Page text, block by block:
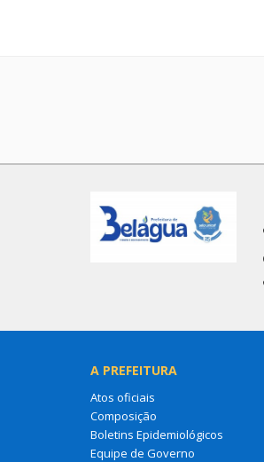
A PREFEITURA
Atos oficiais
Composição
Boletins Epidemiológicos
Equipe de Governo